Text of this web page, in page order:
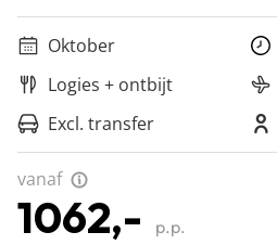
Oktober
Logies + ontbijt
Excl. transfer
vanaf
1062,- p.p.